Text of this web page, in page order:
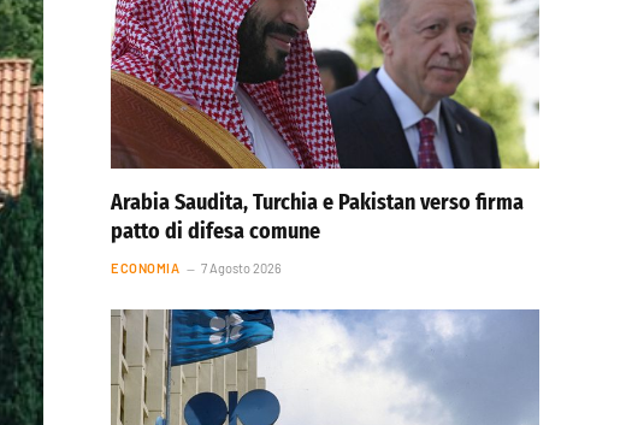
Arabia Saudita, Turchia e Pakistan verso firma
patto di difesa comune
ECONOMIA 7 Agosto 2026